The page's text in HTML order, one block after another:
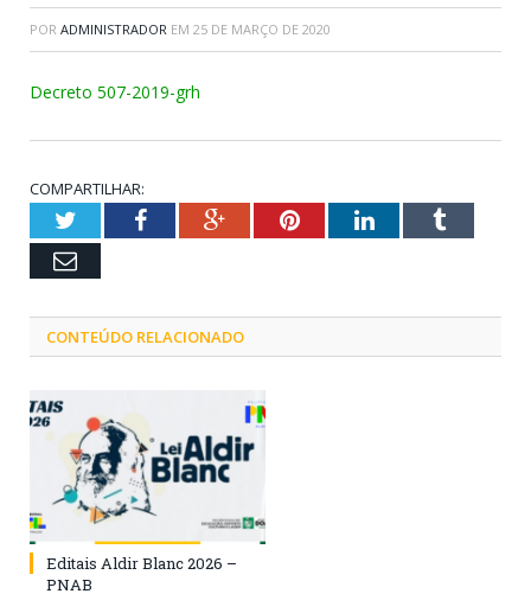
POR ADMINISTRADOR EM 25 DE MARÇO DE 2020
Decreto 507-2019-grh
COMPARTILHAR:
TwitterFacebookGoogle+PinterestLinkedInTumblr
Email
CONTEÚDO RELACIONADO
Editais Aldir Blanc 2026 –
PNAB